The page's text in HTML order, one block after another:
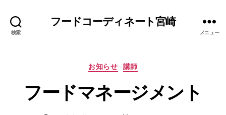
検索
フードコーディネート宮崎
メニュー
カ
お知らせ 講師
フードマネージメント